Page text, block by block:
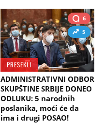
6
5
PRESEKLI
ADMINISTRATIVNI ODBOR
SKUPŠTINE SRBIJE DONEO
ODLUKU: 5 narodnih
poslanika, moći će da
ima i drugi POSAO!